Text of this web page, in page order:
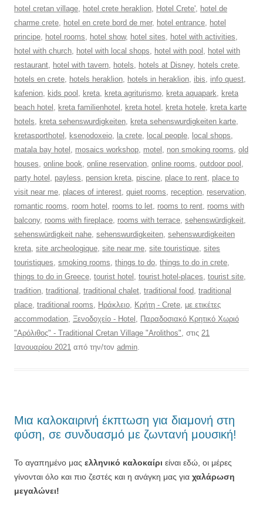
hotel cretan village, hotel crete heraklion, Hotel Crete', hotel de
charme crete, hotel en crete bord de mer, hotel entrance, hotel
principe, hotel rooms, hotel show, hotel sites, hotel with activities,
hotel with church, hotel with local shops, hotel with pool , hotel with
restaurant, hotel with tavern, hotels, hotels at Disney, hotels crete,
hotels en crete, hotels heraklion, hotels in heraklion, ibis, info quest,
kafenion, kids pool , kreta, kreta agriturismo, kreta aquapark, kreta
beach hotel , kreta familienhotel , kreta hotel , kreta hotele, kreta karte
hotels, kreta sehenswurdigkeiten, kreta sehenswurdigkeiten karte,
kretasporthotel , ksenodoxeio, la crete, local people, local shops,
matala bay hotel , mosaics workshop, motel , non smoking rooms, old
houses, online book, online reservation, online rooms, outdoor pool ,
party hotel , payless, pension kreta, piscine, place to rent, place to
visit near me, places of interest, quiet rooms, reception, reservation,
romantic rooms, room hotel , rooms to let, rooms to rent, rooms with
balcony, rooms with fireplace, rooms with terrace, sehenswürdigkeit,
sehenswürdigkeit nahe, sehenswurdigkeiten, sehenswurdigkeiten
kreta, site archeologique, site near me, site touristique, sites
touristiques, smoking rooms, things to do, things to do in crete,
things to do in Greece, tourist hotel , tourist hotel-places, tourist site,
tradition, traditional , traditional chalet, traditional food, traditional
place, traditional rooms, Ηράκλειο, Κρήτη - Crete, με ετικέτες
accommodation, Ξενοδοχείο - Hotel , Παραδοσιακό Κρητικό Χωριό
"Αρόλιθος" - Traditional Cretan Village "Arolithos", στις 21
Ιανουαρίου 2021 από την/τον admin.
Μια καλοκαιρινή έκπτωση για διαμονή στη
φύση, σε συνδυασμό με ζωντανή μουσική!
Το αγαπημένο μας ελληνικό καλοκαίρι είναι εδώ, οι μέρες
γίνονται όλο και πιο ζεστές και η ανάγκη μας για χαλάρωση
μεγαλώνει!